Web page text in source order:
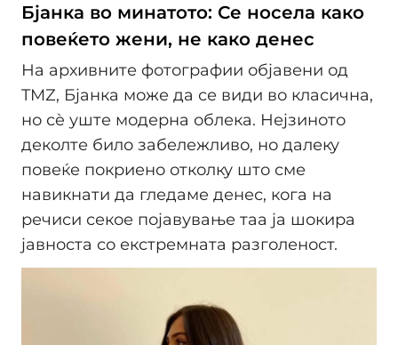
Бјанка во минатото: Се носела како
повеќето жени, не како денес
На архивните фотографии објавени од
TMZ, Бјанка може да се види во класична,
но сè уште модерна облека. Нејзиното
деколте било забележливо, но далеку
повеќе покриено отколку што сме
навикнати да гледаме денес, кога на
речиси секое појавување таа ја шокира
јавноста со екстремната разголеност.